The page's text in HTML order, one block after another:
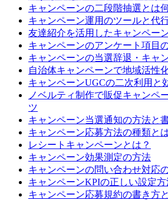
キャンペーンの二段階抽選とは
キャンペーン運用のツールと代
友達紹介を活用したキャンペー
キャンペーンのアンケート項目
キャンペーンの当選辞退・キャ
自治体キャンペーンで地域活性
キャンペーンUGCの二次利用と
ノベルティ制作で販促キャンペ
ツ
キャンペーン当選通知の方法と
キャンペーン応募方法の種類と
レシートキャンペーンとは？
キャンペーン効果測定の方法
キャンペーンの問い合わせ対応
キャンペーンKPIの正しい設定方
キャンペーン応募規約の書き方